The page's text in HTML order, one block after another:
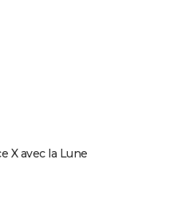
X avec la Lune